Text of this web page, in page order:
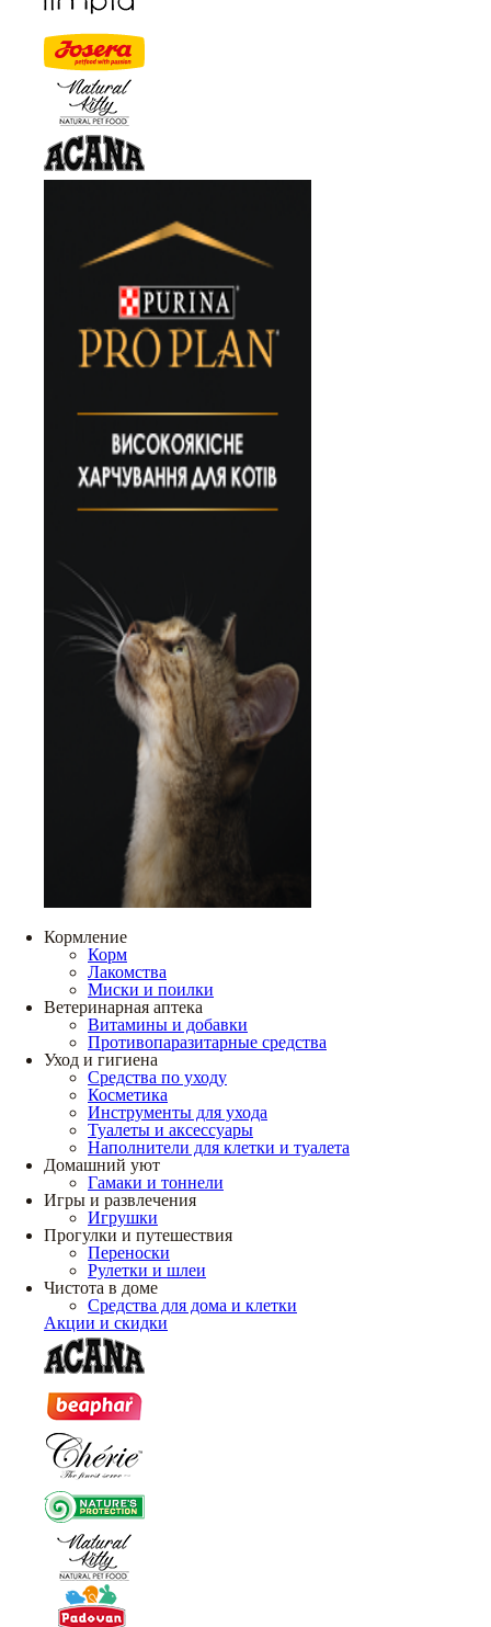
Кормление
Корм
Лакомства
Миски и поилки
Ветеринарная аптека
Витамины и добавки
Противопаразитарные средства
Уход и гигиена
Средства по уходу
Косметика
Инструменты для ухода
Туалеты и аксессуары
Наполнители для клетки и туалета
Домашний уют
Гамаки и тоннели
Игры и развлечения
Игрушки
Прогулки и путешествия
Переноски
Рулетки и шлеи
Чистота в доме
Средства для дома и клетки
Акции и скидки